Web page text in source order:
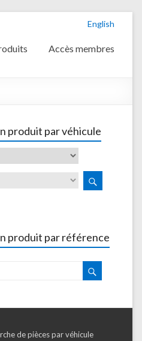
English
Accès membres
produit par véhicule
produit par référence
de pièces par véhicule